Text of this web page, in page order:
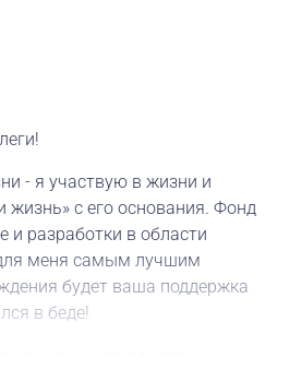
- я участвую в жизни и
жизнь» с его основания. Фонд
и разработки в области
меня самым лучшим
будет ваша поддержка
в беде!